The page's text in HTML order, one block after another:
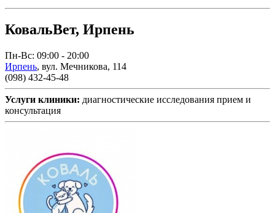
КовальВет, Ирпень
Пн-Вс: 09:00 - 20:00
Ирпень, вул. Мечникова, 114
(098) 432-45-48
Услуги клиники: диагностические исследования прием и
консультация